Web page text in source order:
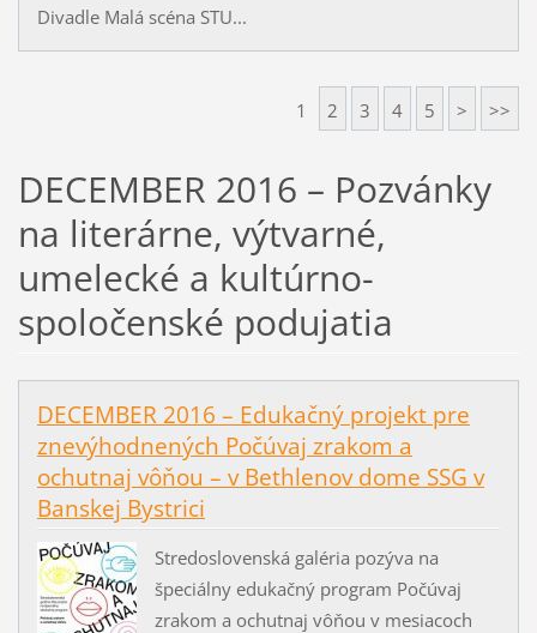
Divadle Malá scéna STU...
1 2 3 4 5 > >>
DECEMBER 2016 – Pozvánky
na literárne, výtvarné,
umelecké a kultúrno-
spoločenské podujatia
DECEMBER 2016 – Edukačný projekt pre
znevýhodnených Počúvaj zrakom a
ochutnaj vôňou – v Bethlenov dome SSG v
Banskej Bystrici
Stredoslovenská galéria pozýva na
špeciálny edukačný program Počúvaj
zrakom a ochutnaj vôňou v mesiacoch